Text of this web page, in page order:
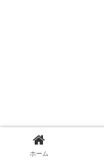
ホーム